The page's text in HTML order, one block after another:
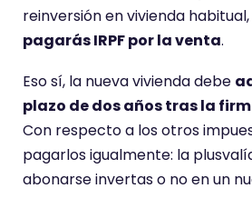
reinversión en vivienda
pagarás IRPF por la venta.
Eso sí, la nueva vivienda debe
plazo de dos años tras la
Con respecto a los otros
pagarlos igualmente: la
abonarse invertas o no en un